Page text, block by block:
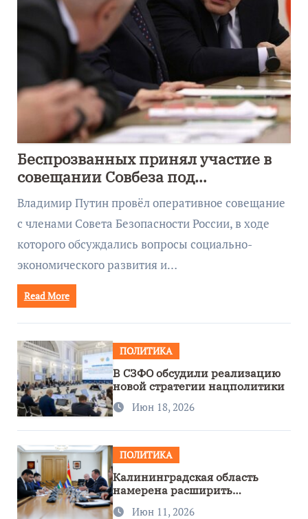
Беспрозванных принял участие в
совещании Совбеза под
руководством Путина
Владимир Путин провёл оперативное совещание
с членами Совета Безопасности России, в ходе
которого обсуждались вопросы социально-
экономического развития и…
Read More
ПОЛИТИКА
В СЗФО обсудили реализацию
новой стратегии нацполитики
Июн 18, 2026
ПОЛИТИКА
Калининградская область
намерена расширить
сотрудничество с Узбекистаном
Июн 11, 2026